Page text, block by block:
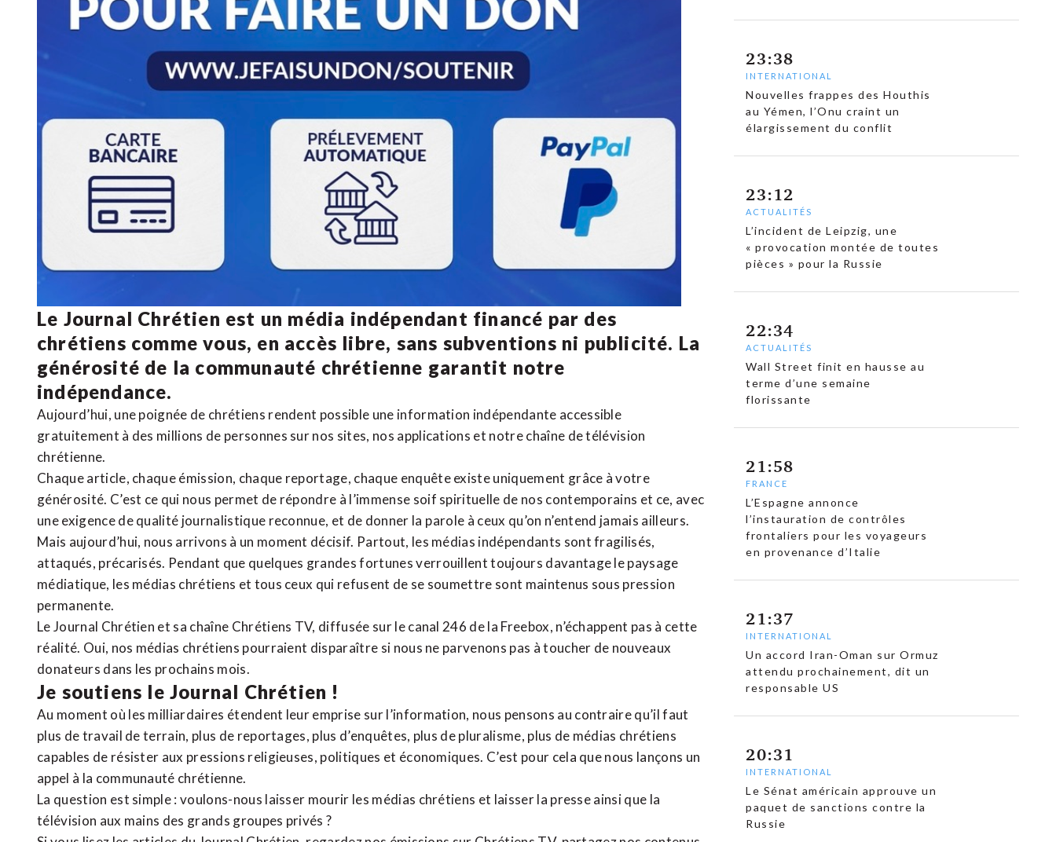
Le Journal Chrétien est un média indépendant financé par des
chrétiens comme vous, en accès libre, sans subventions ni publicité. La
générosité de la communauté chrétienne garantit notre
indépendance.
Aujourd’hui, une poignée de chrétiens rendent possible une information indépendante accessible
gratuitement à des millions de personnes sur nos sites, nos applications et notrechaîne de télévision
chrétienne.
Chaque article, chaque émission, chaque reportage, chaque enquête existe uniquement grâce à votre
générosité. C’est ce qui nous permet de répondre à l’immense soif spirituelle de nos contemporains et ce, avec
une exigence de qualité journalistique reconnue, et de donner la parole à ceux qu’on n’entend jamais ailleurs.
Mais aujourd’hui, nous arrivons à un moment décisif. Partout, les médias indépendants sont fragilisés,
attaqués, précarisés. Pendant que quelques grandes fortunes verrouillent toujours davantage le paysage
médiatique, les médias chrétiens et tous ceux qui refusent de se soumettre sont maintenus sous pression
permanente.
Le Journal Chrétien et sa chaîne Chrétiens TV, diffusée sur le canal 246 de la Freebox, n’échappent pas à cette
réalité. Oui, nos médias chrétiens pourraient disparaître si nous ne parvenons pas à toucher de nouveaux
donateurs dans les prochains mois.
Je soutiens le Journal Chrétien !
Au moment où les milliardaires étendent leur emprise sur l’information, nous pensons au contraire qu’il faut
plus de travail de terrain, plus de reportages, plus d’enquêtes, plus de pluralisme, plus de médias chrétiens
capables de résister aux pressions religieuses, politiques et économiques. C’est pour cela que nous lançons un
appel à la communauté chrétienne.
La question est simple : voulons-nous laisser mourir les médias chrétiens et laisser la presse ainsi que la
télévision aux mains des grands groupes privés ?
23:38
INTERNATIONAL
Nouvelles frappes des Houthis
au Yémen, l’Onu craint un
élargissement du conflit
23:12
ACTUALITÉS
L’incident de Leipzig, une
« provocation montée de toutes
pièces » pour la Russie
22:34
ACTUALITÉS
Wall Street finit en hausse au
terme d’une semaine
florissante
21:58
FRANCE
L’Espagne annonce
l’instauration de contrôles
frontaliers pour les voyageurs
en provenance d’Italie
21:37
INTERNATIONAL
Un accord Iran-Oman sur Ormuz
attendu prochainement, dit un
responsable US
20:31
INTERNATIONAL
Le Sénat américain approuve un
paquet de sanctions contre la
Russie